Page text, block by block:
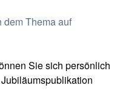
Thema auf
Sie sich persönlich